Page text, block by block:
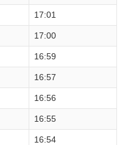
17:01
17:00
16:59
16:57
16:56
16:55
16:54